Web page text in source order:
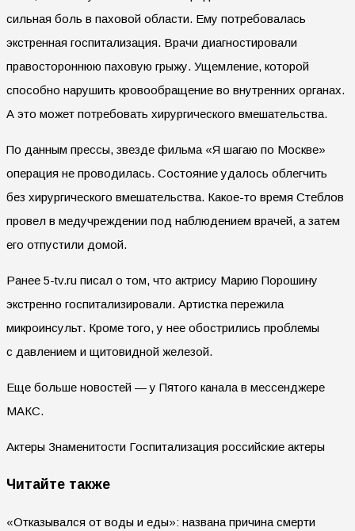
сильная боль в паховой области. Ему потребовалась
экстренная госпитализация. Врачи диагностировали
правостороннюю паховую грыжу. Ущемление, которой
способно нарушить кровообращение во внутренних органах.
А это может потребовать хирургического вмешательства.
По данным прессы, звезде фильма «Я шагаю по Москве»
операция не проводилась. Состояние удалось облегчить
без хирургического вмешательства. Какое-то время Стеблов
провел в медучреждении под наблюдением врачей, а затем
его отпустили домой.
Ранее 5-tv.ru писал о том, что актрису Марию Порошину
экстренно госпитализировали. Артистка пережила
микроинсульт. Кроме того, у нее обострились проблемы
с давлением и щитовидной железой.
Еще больше новостей — у Пятого канала в мессенджере
МАКС.
Актеры Знаменитости Госпитализация российские актеры
Читайте также
«Отказывался от воды и еды»: названа причина смерти